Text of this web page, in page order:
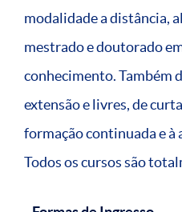
modalidade a distância,
mestrado e doutorado
conhecimento. Também
extensão e livres, de
formação continuada e
Todos os cursos são